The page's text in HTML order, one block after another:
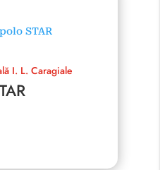
I. L. Caragiale